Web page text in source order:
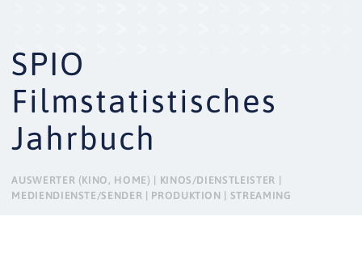
SPIO
Filmstatistisches
Jahrbuch
AUSWERTER (KINO, HOME) | KINOS/DIENSTLEISTER |
MEDIENDIENSTE/SENDER | PRODUKTION | STREAMING